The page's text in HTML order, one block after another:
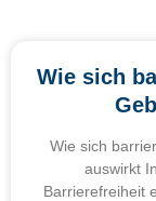
Wie sich
Wie sich
auswirkt
Barrierefreiheit